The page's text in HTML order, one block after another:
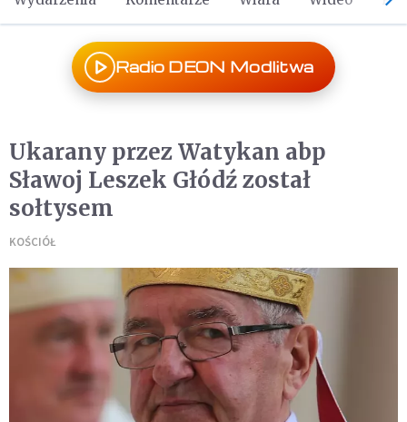
Radio DEON Modlitwa
Ukarany przez Watykan abp
Sławoj Leszek Głódź został
sołtysem
KOŚCIÓŁ